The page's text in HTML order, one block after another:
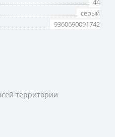
44
серый
9360690091742
территории